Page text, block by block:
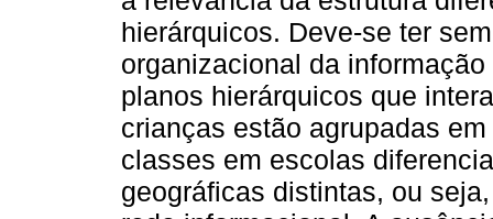
hierárquicos. Deve-se ter
organizacional da
planos hierárquicos que
crianças estão agrupadas
classes em escolas
geográficas distintas, ou